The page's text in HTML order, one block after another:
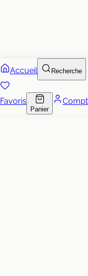
Accueil Recherche
Favoris
Panier